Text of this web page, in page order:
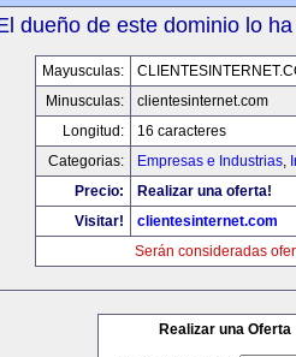
dueño de este dominio lo
Mayusculas:
Minusculas:
clientesinternet.com
Longitud:
16 caracteres
Categorias:
Empresas e Industrias,
Precio:
Realizar una oferta!
Visitar!
clientesinternet.com
Serán consideradas
Realizar una Oferta